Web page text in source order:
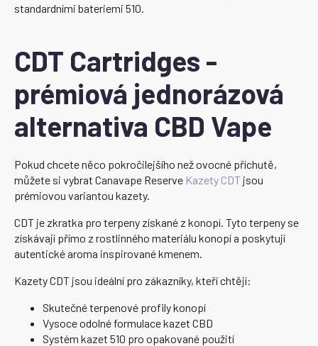
standardními bateriemi 510.
CDT Cartridges -
prémiová jednorázová
alternativa CBD Vape
Pokud chcete něco pokročilejšího než ovocné příchutě,
můžete si vybrat Canavape Reserve Kazety CDT jsou
prémiovou variantou kazety.
CDT je zkratka pro terpeny získané z konopí. Tyto terpeny se
získávají přímo z rostlinného materiálu konopí a poskytují
autentické aroma inspirované kmenem.
Kazety CDT jsou ideální pro zákazníky, kteří chtějí:
Skutečné terpenové profily konopí
Vysoce odolné formulace kazet CBD
Systém kazet 510 pro opakované použití